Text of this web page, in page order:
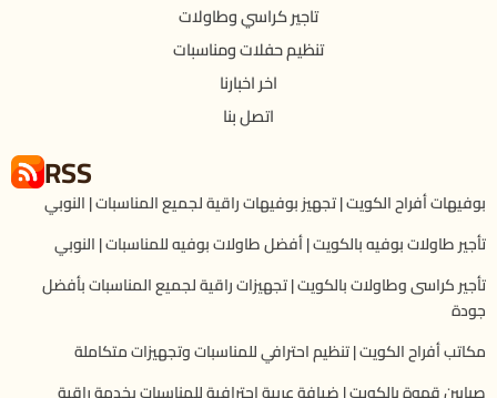
تاجير كراسي وطاولات
تنظيم حفلات ومناسبات
اخر اخبارنا
اتصل بنا
RSS
بوفيهات أفراح الكويت | تجهيز بوفيهات راقية لجميع المناسبات | النوبي
تأجير طاولات بوفيه بالكويت | أفضل طاولات بوفيه للمناسبات | النوبي
تأجير كراسى وطاولات بالكويت | تجهيزات راقية لجميع المناسبات بأفضل
جودة
مكاتب أفراح الكويت | تنظيم احترافي للمناسبات وتجهيزات متكاملة